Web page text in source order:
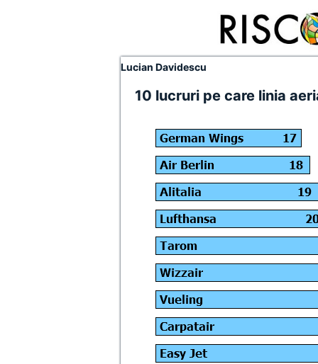
Lucian Davidescu
10 lucruri pe care linia